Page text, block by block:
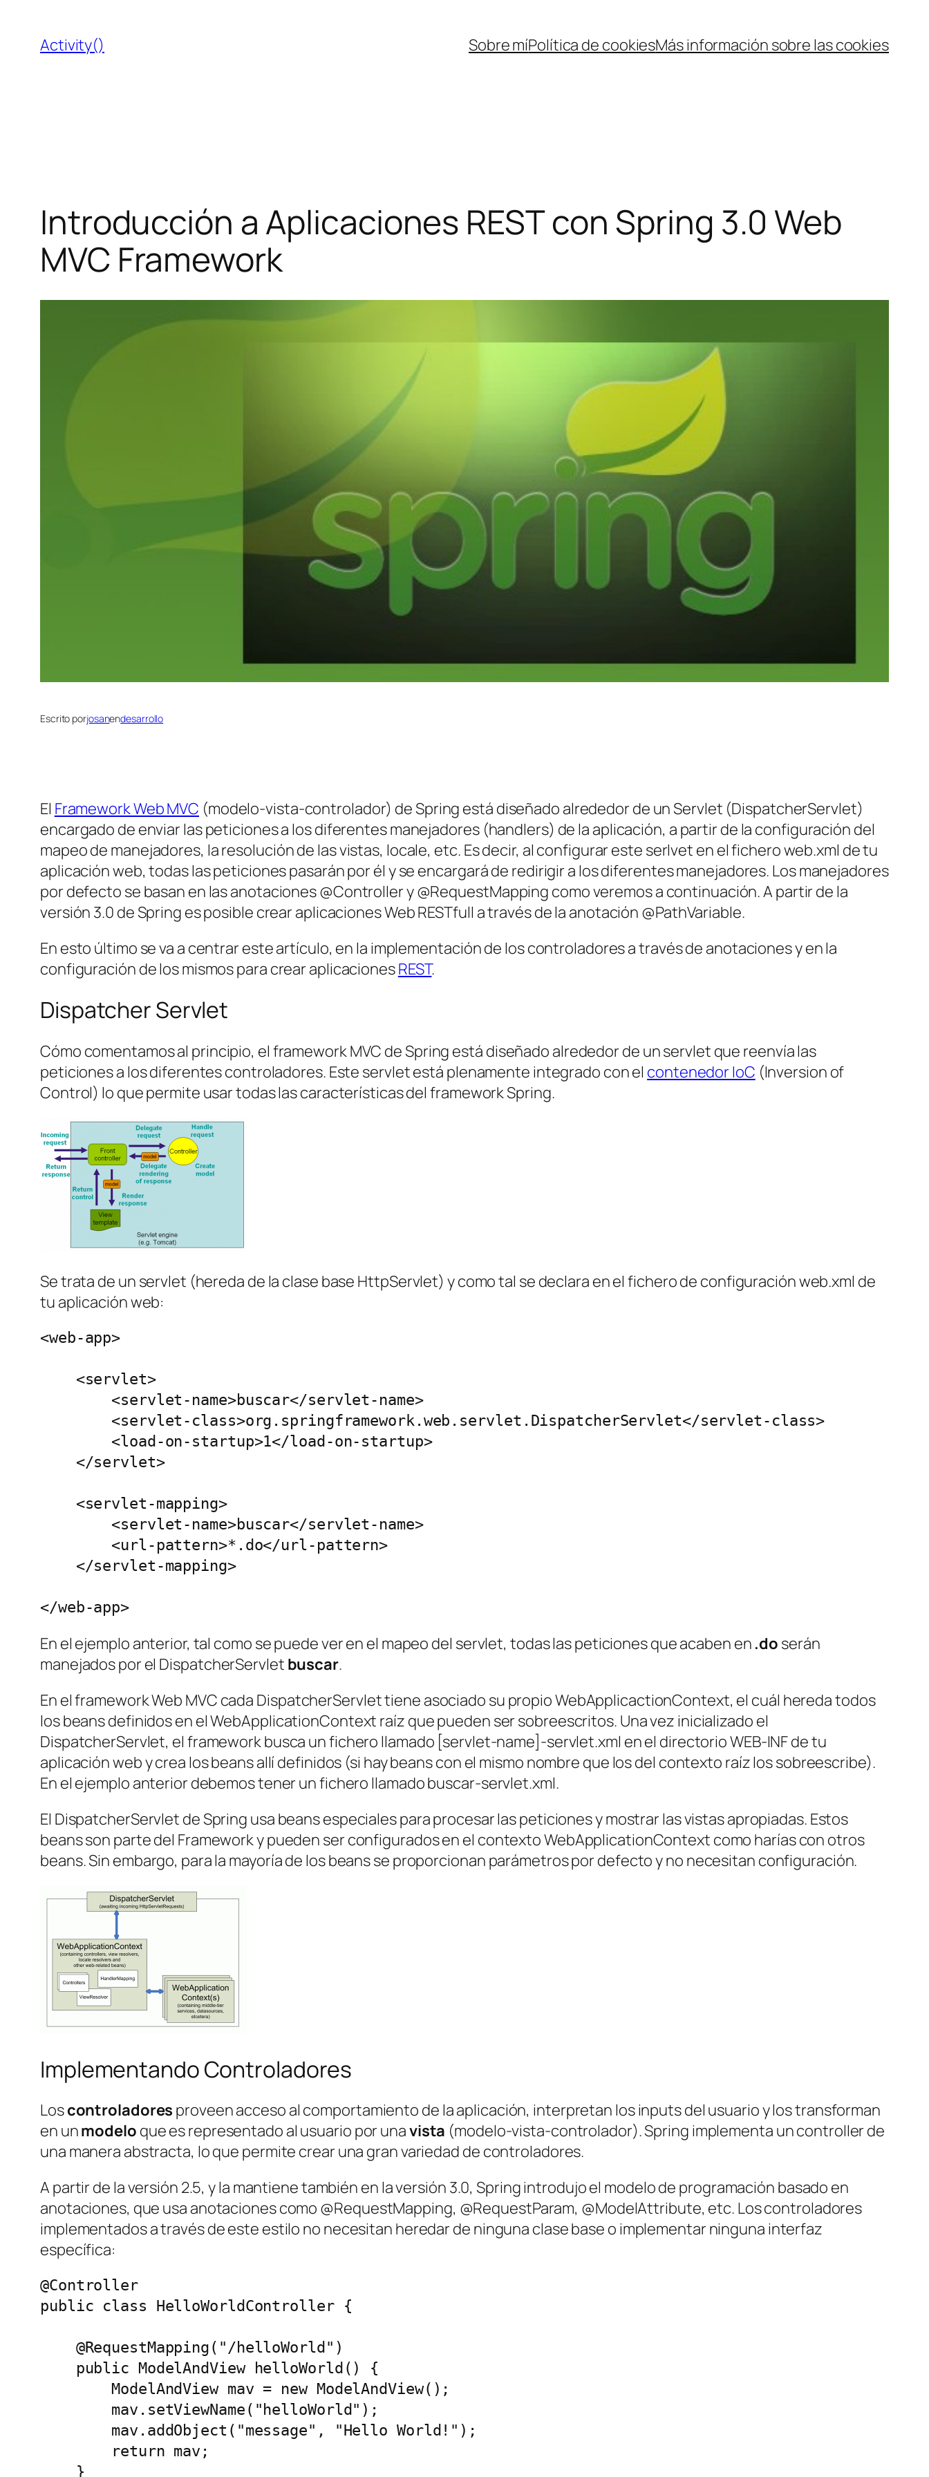
contenido
Activity() Sobre míPolítica de cookiesMás información sobre las cookies
Introducción a Aplicaciones REST con Spring 3.0 Web
MVC Framework
Escrito porjosanendesarrollo
El Framework Web MVC (modelo-vista-controlador) de Spring está diseñado alrededor de un Servlet (DispatcherServlet)
encargado de enviar las peticiones a los diferentes manejadores (handlers) de la aplicación, a partir de la configuración del
mapeo de manejadores, la resolución de las vistas, locale, etc. Es decir, al configurar este serlvet en el ficheroweb.xml de tu
aplicación web, todas las peticiones pasarán por él y se encargará de redirigir a los diferentes manejadores. Los manejadores
por defecto se basan en las anotaciones @Controller y @RequestMapping como veremos a continuación. A partir de la
versión 3.0 de Spring es posible crear aplicaciones WebRESTfull a través de la anotación @PathVariable.
En esto último se va a centrar este artículo, en la implementación de los controladores a través de anotaciones y en la
configuración de los mismos para crear aplicacionesREST.
Dispatcher Servlet
Cómo comentamos al principio, el framework MVC de Spring está diseñado alrededor de unservlet que reenvía las
peticiones a los diferentes controladores. Este servlet está plenamente integrado con el contenedor IoC (Inversion of
Control) lo que permite usar todas las características del framework Spring.
Se trata de un servlet (hereda de la clase base HttpServlet) y como tal se declara en el fichero de configuraciónweb.xml de
tu aplicación web:
<web-app>
    <servlet>
        <servlet-name>buscar</servlet-name>
        <servlet-class>org.springframework.web.servlet.DispatcherServlet</servlet-class>
        <load-on-startup>1</load-on-startup>
    </servlet>
    <servlet-mapping>
        <servlet-name>buscar</servlet-name>
        <url-pattern>*.do</url-pattern>
    </servlet-mapping>
</web-app>
En el ejemplo anterior, tal como se puede ver en el mapeo del servlet, todas las peticiones que acaben en .do serán
manejados por el DispatcherServlet buscar.
En el framework Web MVC cada DispatcherServlettiene asociado su propioWebApplicactionContext, el cuál hereda todos
los beans definidos en elWebApplicationContext raíz que pueden ser sobreescritos. Una vez inicializado el
DispatcherServlet, el framework busca un fichero llamado [servlet-name]-servlet.xml en el directorio WEB-INF de tu
aplicación web y crea los beans allí definidos (si hay beans con el mismo nombre que los del contexto raíz los sobreescribe).
En el ejemplo anterior debemos tener un fichero llamadobuscar-servlet.xml.
El DispatcherServlet de Spring usa beans especiales para procesar las peticiones y mostrar las vistas apropiadas. Estos
beans son parte del Framework y pueden ser configurados en el contextoWebApplicationContext como harías con otros
beans. Sin embargo, para la mayoría de los beans se proporcionan parámetros por defecto y no necesitan configuración.
Implementando Controladores
Loscontroladores proveen acceso al comportamiento de la aplicación, interpretan losinputsdel usuario y los transforman
en unmodelo que es representado al usuario por unavista (modelo-vista-controlador). Spring implementa uncontroller de
una manera abstracta, lo que permite crear una gran variedad de controladores.
A partir de la versión 2.5, y la mantiene también en la versión 3.0, Spring introdujo el modelo de programación basado en
anotaciones, que usa anotaciones como @RequestMapping, @RequestParam, @ModelAttribute, etc. Los controladores
implementados a través de este estilo no necesitan heredar de ninguna clase base o implementar ninguna interfaz
específica:
@Controller
public class HelloWorldController {
    @RequestMapping("/helloWorld")
    public ModelAndView helloWorld() {
        ModelAndView mav = new ModelAndView();
        mav.setViewName("helloWorld");
        mav.addObject("message", "Hello World!");
        return mav;
    }